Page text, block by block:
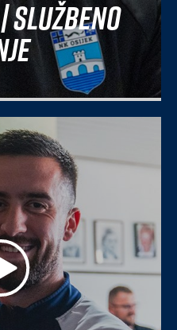
Službeno